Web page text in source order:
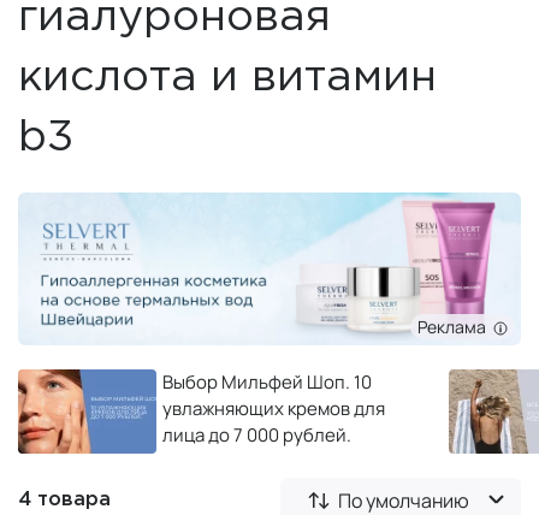
гиалуроновая
кислота и витамин
b3
Реклама
Выбор Мильфей Шоп. 10
увлажняющих кремов для
лица до 7 000 рублей.
4 товара По умолчанию